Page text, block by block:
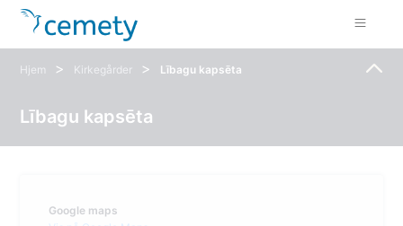
Hjem > Kirkegårder > Lībagu kapsēta
Lībagu kapsēta
Google maps